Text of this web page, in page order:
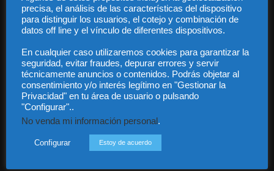
Quiénes somos
Legal
Privacidad
Guía Colaboradores
Contáctanos:info@diariojuridico.com
precisa, el análisis de las características del dispositivo
para distinguir los usuarios, el cotejo y combinación de
datos off line y el vínculo de diferentes dispositivos.
En cualquier caso utilizaremos cookies para garantizar la
seguridad, evitar fraudes, depurar errores y servir
técnicamente anuncios o contenidos. Podrás objetar al
consentimiento y/o interés legítimo en "Gestionar la
Privacidad" en tu área de usuario o pulsando
"Configurar"..
No venda mi información personal.
Configurar Estoy de acuerdo